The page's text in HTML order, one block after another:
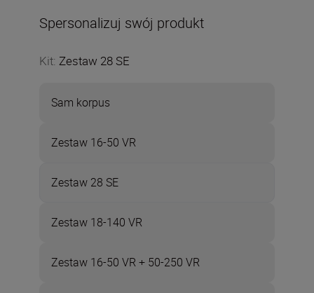
Spersonalizuj swój produkt
Kit: Zestaw 28 SE
Sam korpus
Zestaw 16-50 VR
Zestaw 28 SE
Zestaw 18-140 VR
Zestaw 16-50 VR + 50-250 VR